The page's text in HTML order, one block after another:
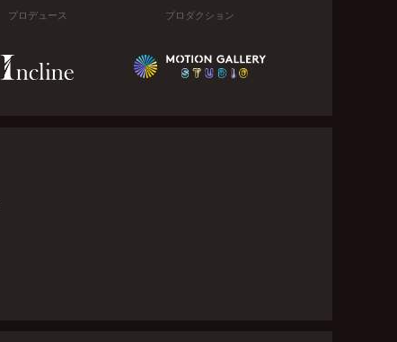
プロデュース プロダクション